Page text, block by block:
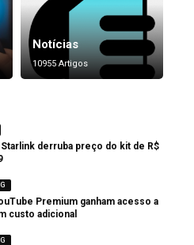
Notícias
10955 Artigos
derruba preço do kit de R$
Premium ganham acesso a
custo adicional